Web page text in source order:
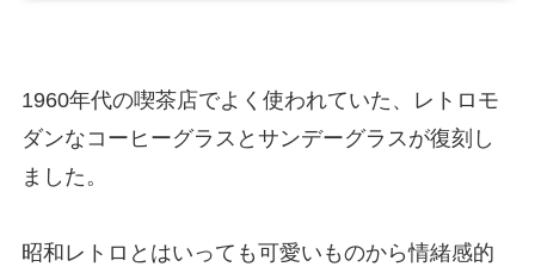
1960年代の喫茶店でよく使われていた、レトロモ
ダンなコーヒーグラスとサンデーグラスが復刻し
ました。
昭和レトロとはいっても可愛いものから情緒感的